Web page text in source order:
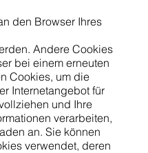
den Browser Ihres
Andere Cookies
bei einem erneuten
Cookies, um die
Internetangebot für
und Ihre
verarbeiten,
an. Sie können
verwendet, deren